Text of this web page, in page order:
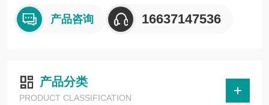
产品咨询 16637147536
产品分类
PRODUCT CLASSIFICATION